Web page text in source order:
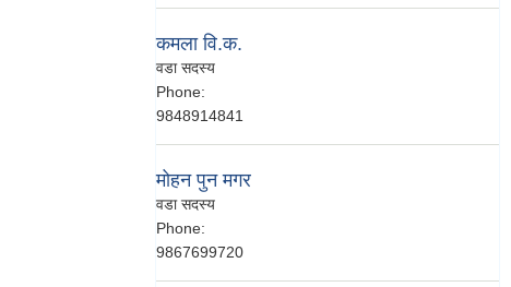
कमला वि.क.
वडा सदस्य
Phone:
9848914841
मोहन पुन मगर
वडा सदस्य
Phone:
9867699720